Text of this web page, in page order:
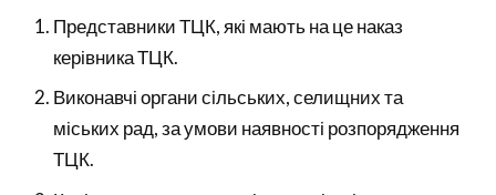
Представники ТЦК, які мають на це наказ
керівника ТЦК.
Виконавчі органи сільських, селищних та
міських рад, за умови наявності розпорядження
ТЦК.